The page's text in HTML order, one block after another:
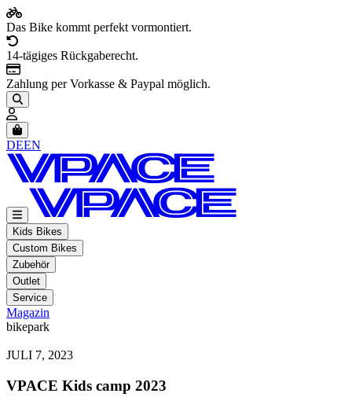
Das Bike kommt perfekt vormontiert.
14-tägiges Rückgaberecht.
Zahlung per Vorkasse & Paypal möglich.
Artikel im Warenkorb, Warenkorb anzeigen
DEEN
Kids Bikes
Custom Bikes
Zubehör
Outlet
Service
Magazin
bikepark
JULI 7, 2023
VPACE Kids camp 2023